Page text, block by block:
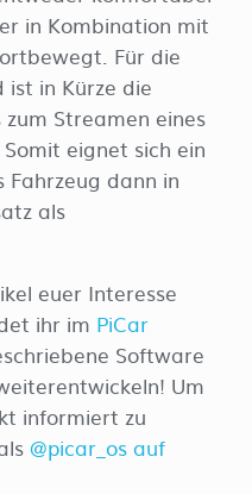
in Kombination mit
Für die
in Kürze die
Streamen eines
eignet sich ein
dann in
als
euer Interesse
ihr im PiCar
Software
Um
informiert zu
@picar_os auf